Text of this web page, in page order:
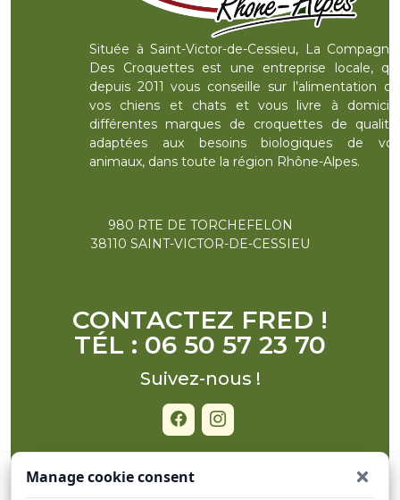
Située à Saint-Victor-de-Cessieu, La Compagnie
Des Croquettes est une entreprise locale, qui
depuis 2011 vous conseille sur l’alimentation de
vos chiens et chats et vous livre à domicile
différentes marques de croquettes de qualité,
adaptées aux besoins biologiques de vos
animaux, dans toute la région Rhône-Alpes.
980 RTE DE TORCHEFELON
38110 SAINT-VICTOR-DE-CESSIEU
CONTACTEZ FRED !
TÉL : 06 50 57 23 70
Suivez-nous !
ACCUEIL
Manage cookie consent